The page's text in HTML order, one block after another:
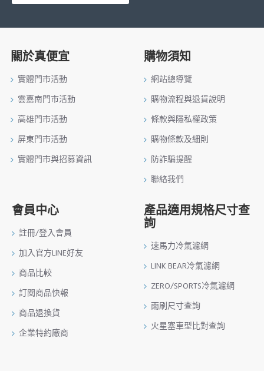
關於真便宜
實體門市活動
雲嘉南門市活動
高雄門市活動
屏東門市活動
實體門市與招募資訊
購物須知
網站總導覽
購物流程與退貨說明
條款與隱私權政策
購物條款及細則
防詐騙提醒
聯絡我們
會員中心
註冊/登入會員
加入官方LINE好友
商品比較
訂閱商品快報
商品退換貨
企業特約廠商
產品適用規格尺寸查
詢
速馬力冷氣濾網
LINK BEAR冷氣濾網
ZERO/SPORTS冷氣濾網
雨刷尺寸查詢
火星塞車型比對查詢